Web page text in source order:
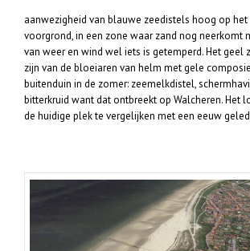
aanwezigheid van blauwe zeedistels hoog op het
voorgrond, in een zone waar zand nog neerkomt
van weer en wind wel iets is getemperd. Het geel
zijn van de bloeiaren van helm met gele
buitenduin in de zomer: zeemelkdistel,
bitterkruid want dat ontbreekt op Walcheren. Het
de huidige plek te vergelijken met een eeuw